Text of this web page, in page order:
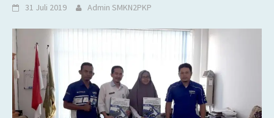
31 Juli 2019 Admin SMKN2PKP